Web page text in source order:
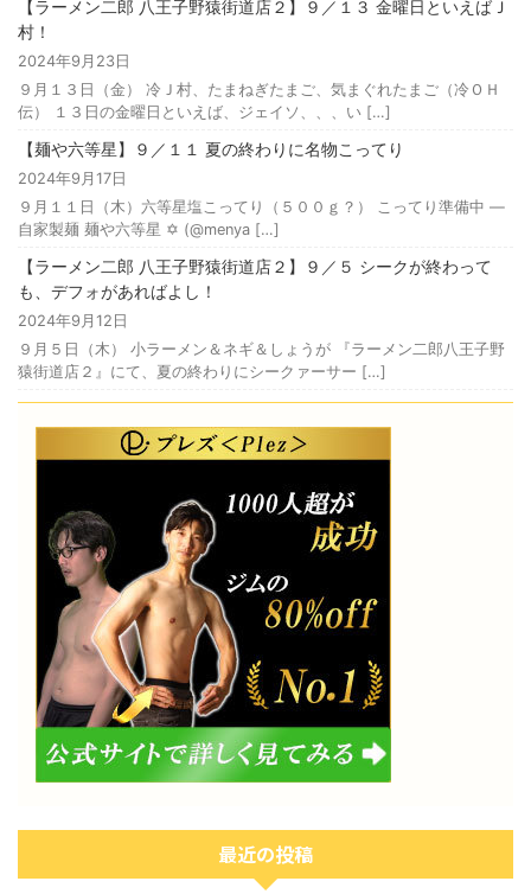
【ラーメン二郎 八王子野猿街道店２】９／１３ 金曜日といえばＪ
村！
2024年9月23日
９月１３日（金） 冷Ｊ村、たまねぎたまご、気まぐれたまご（冷ＯＨ
伝） １３日の金曜日といえば、ジェイソ、、、い […]
【麺や六等星】９／１１ 夏の終わりに名物こってり
2024年9月17日
９月１１日（木）六等星塩こってり（５００ｇ？） こってり準備中 —
自家製麺 麺や六等星 ✡️ (@menya […]
【ラーメン二郎 八王子野猿街道店２】９／５ シークが終わって
も、デフォがあればよし！
2024年9月12日
９月５日（木） 小ラーメン＆ネギ＆しょうが 『ラーメン二郎八王子野
猿街道店２』にて、夏の終わりにシークァーサー […]
最近の投稿